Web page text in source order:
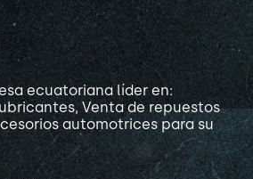
ecuatoriana líder en:
Venta de repuestos
automotrices para su